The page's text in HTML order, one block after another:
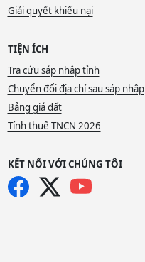
Giải quyết khiếu nại
TIỆN ÍCH
Tra cứu sáp nhập tỉnh
Chuyển đổi địa chỉ sau sáp nhập
Bảng giá đất
Tính thuế TNCN 2026
KẾT NỐI VỚI CHÚNG TÔI